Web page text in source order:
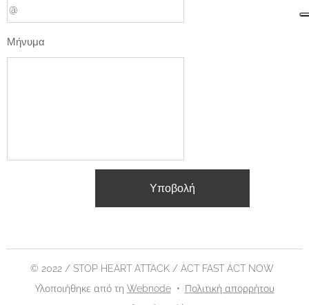
Μήνυμα
Υποβολή
© 2022 / STOP HEART ATTACK / ACT FAST ACT NOW
Υλοποιήθηκε από τη Webnode
Πολιτική απορρήτου